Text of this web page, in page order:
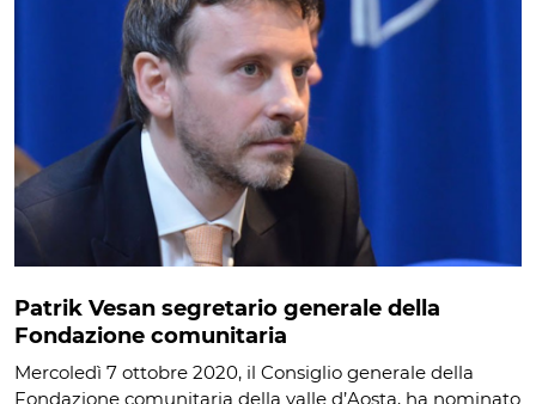
Patrik Vesan segretario generale della
Fondazione comunitaria
Mercoledì 7 ottobre 2020, il Consiglio generale della
Fondazione comunitaria della valle d’Aosta, ha nominato